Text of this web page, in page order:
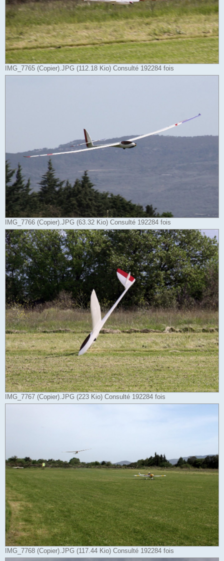
IMG_7765 (Copier).JPG (112.18 Kio) Consulté 192284 fois
IMG_7766 (Copier).JPG (63.32 Kio) Consulté 192284 fois
IMG_7767 (Copier).JPG (223 Kio) Consulté 192284 fois
IMG_7768 (Copier).JPG (117.44 Kio) Consulté 192284 fois